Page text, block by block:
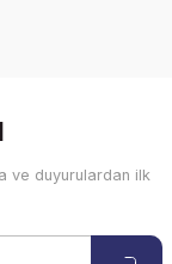
ve duyurulardan ilk